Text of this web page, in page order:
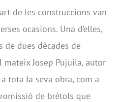
de les construccions van
ocasions. Una d’elles,
de dues dècades de
Josep Pujuila, autor
tota la seva obra, com a
de brètols que